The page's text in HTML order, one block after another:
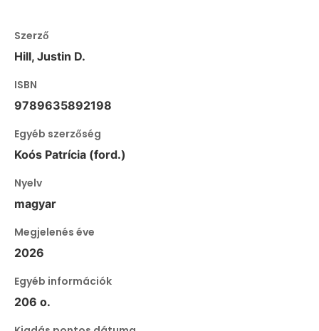
Szerző
Hill, Justin D.
ISBN
9789635892198
Egyéb szerzőség
Koós Patrícia (ford.)
Nyelv
magyar
Megjelenés éve
2026
Egyéb információk
206 o.